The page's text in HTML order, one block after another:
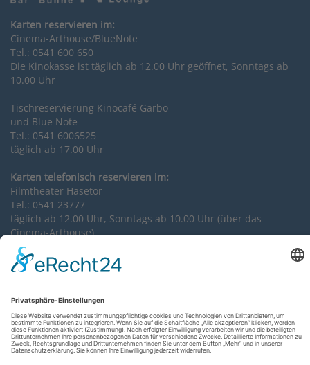
Karten reservieren im:
Cinema-Arthouse/BlueNote
Tel.: 0541 600 650
Die Kinokasse ist täglich ab 12.00 Uhr geöffnet, Sonntags ab
10.00 Uhr
Tischreservierung Kinocafé Garbo
und Blue Note
Tel.: 0541 6006525
täglich ab 17.00 Uhr
Karten telefonisch reservieren im:
Filmtheater Hasetor
Tel.: 0541 23777
täglich ab 12.00 Uhr, Sonntags ab 10.00 Uhr (über das
Cinema-Arthouse)
Tischreservierung Kinokneipe 8 1/2
Tel.: 0541 2020179
Impressum
Datenschutzerklärung
AGB